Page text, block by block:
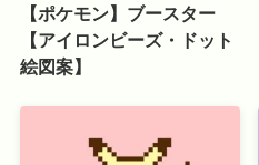
【ポケモン】ブースター
【アイロンビーズ・ドット
絵図案】